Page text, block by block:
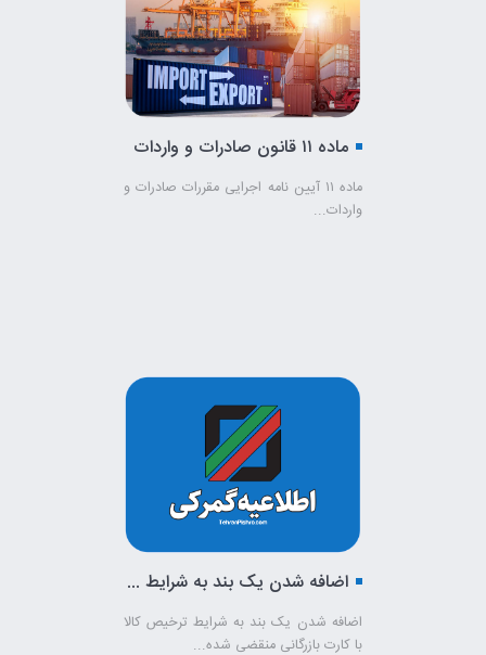
ماده ۱۱ قانون صادرات و واردات
ماده ۱۱ آیین نامه اجرایی مقررات صادرات و
واردات...
اضافه شدن یک بند به شرایط ترخیص کالا با کارت بازرگانی منقضی شده
اضافه شدن یک بند به شرایط ترخیص کالا
با کارت بازرگانی منقضی شده...